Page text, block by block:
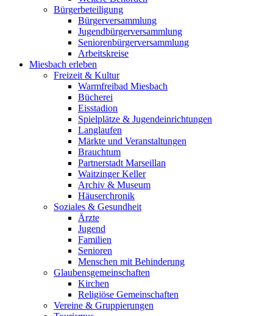
Bürgerbeteiligung
Bürgerversammlung
Jugendbürgerversammlung
Seniorenbürgerversammlung
Arbeitskreise
Miesbach erleben
Freizeit & Kultur
Warmfreibad Miesbach
Bücherei
Eisstadion
Spielplätze & Jugendeinrichtungen
Langlaufen
Märkte und Veranstaltungen
Brauchtum
Partnerstadt Marseillan
Waitzinger Keller
Archiv & Museum
Häuserchronik
Soziales & Gesundheit
Ärzte
Jugend
Familien
Senioren
Menschen mit Behinderung
Glaubensgemeinschaften
Kirchen
Religiöse Gemeinschaften
Vereine & Gruppierungen